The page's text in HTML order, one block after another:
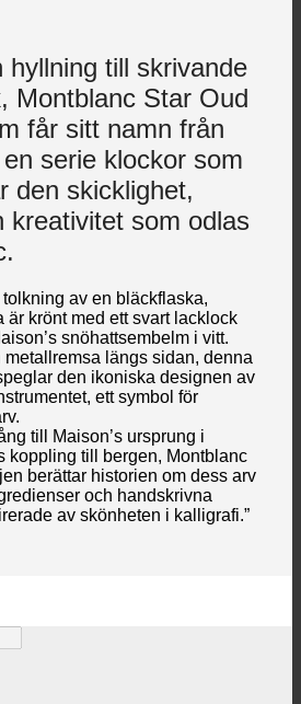
hyllning till skrivande
Montblanc Star Oud
får sitt namn från
serie klockor som
den skicklighet,
kreativitet som odlas
av en bläckflaska,
är krönt med ett svart lacklock
snöhattsembelm i vitt.
metallremsa längs sidan, denna
den ikoniska designen av
ett symbol för
till Maison’s ursprung i
koppling till bergen, Montblanc
berättar historien om dess arv
och handskrivna
av skönheten i kalligrafi.”